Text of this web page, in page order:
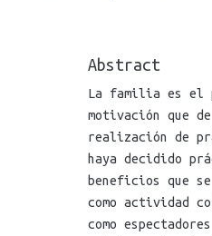
Abstract
La familia es el
motivación que
realización de
haya decidido
beneficios que
como actividad
como